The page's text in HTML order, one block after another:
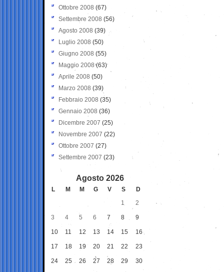
Ottobre 2008 (67)
Settembre 2008 (56)
Agosto 2008 (39)
Luglio 2008 (50)
Giugno 2008 (55)
Maggio 2008(63)
Aprile 2008 (50)
Marzo 2008 (39)
Febbraio 2008 (35)
Gennaio 2008 (36)
Dicembre 2007 (25)
Novembre 2007 (22)
Ottobre 2007 (27)
Settembre 2007 (23)
Agosto 2026
L M M G V S
D
1
2
3 4 5 6 7 8 9
10 11 12 13 14 15 16
17 18 19 20 21 22 23
24 25 26 27 28 29 30